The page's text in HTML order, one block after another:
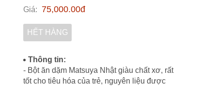
Giá: 75,000.00đ
HẾT HÀNG
Thông tin:
- Bột ăn dặm Matsuya Nhật giàu chất xơ, rất
tốt cho tiêu hóa của trẻ, nguyên liệu được